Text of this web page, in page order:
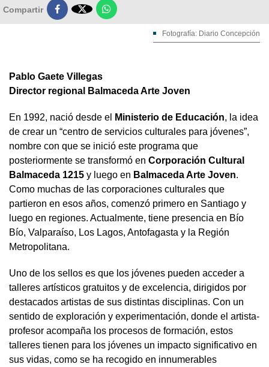
Compartir 
Fotografía: Diario Concepción
Pablo Gaete Villegas
Director regional Balmaceda Arte Joven
En 1992, nació desde el Ministerio de Educación, la idea
de crear un “centro de servicios culturales para jóvenes”,
nombre con que se inició este programa que
posteriormente se transformó en Corporación Cultural
Balmaceda 1215 y luego en Balmaceda Arte Joven.
Como muchas de las corporaciones culturales que
partieron en esos años, comenzó primero en Santiago y
luego en regiones. Actualmente, tiene presencia en Bío
Bío, Valparaíso, Los Lagos, Antofagasta y la Región
Metropolitana.
Uno de los sellos es que los jóvenes pueden acceder a
talleres artísticos gratuitos y de excelencia, dirigidos por
destacados artistas de sus distintas disciplinas. Con un
sentido de exploración y experimentación, donde el artista-
profesor acompaña los procesos de formación, estos
talleres tienen para los jóvenes un impacto significativo en
sus vidas, como se ha recogido en innumerables